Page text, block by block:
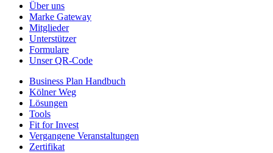
Über uns
Marke Gateway
Mitglieder
Unterstützer
Formulare
Unser QR-Code
Business Plan Handbuch
Kölner Weg
Lösungen
Tools
Fit for Invest
Vergangene Veranstaltungen
Zertifikat